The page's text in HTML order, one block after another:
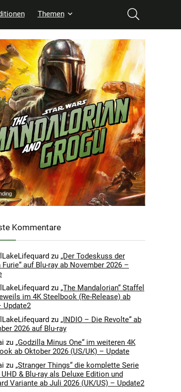
Themen
Kommentare
zu „Der Todeskuss der
Furie“ auf Blu-ray ab November 2026 –
zu „The Mandalorian“ Staffel
im 4K Steelbook (Re-Release) ab
Update2
zu „INDIO – Die Revolte“ ab
2026 auf Blu-ray
zu „Godzilla Minus One“ im weiteren 4K
ab Oktober 2026 (US/UK) – Update
zu „Stranger Things“ die komplette Serie
& Blu-ray als Deluxe Edition und
Variante ab Juli 2026 (UK/US) – Update2